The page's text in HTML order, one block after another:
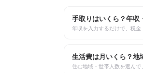
手取りはいくら？年収
年収を入力するだけで、税金
生活費は月いくら？地
住む地域・世帯人数を選んで